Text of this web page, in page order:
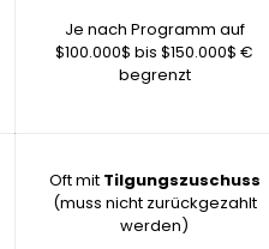
Je nach Programm auf
$100.000$ bis $150.000$ €
begrenzt
Oft mit Tilgungszuschuss
(muss nicht zurückgezahlt
werden)